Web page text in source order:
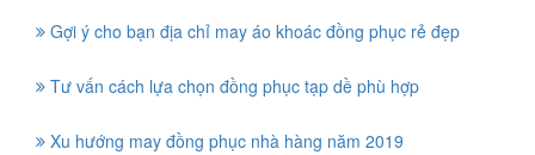
Gợi ý cho bạn địa chỉ may áo khoác đồng phục rẻ đẹp
Tư vấn cách lựa chọn đồng phục tạp dề phù hợp
Xu hướng may đồng phục nhà hàng năm 2019